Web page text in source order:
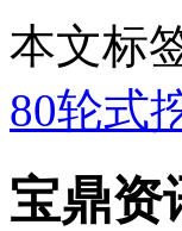
本文标
80轮式
宝鼎资